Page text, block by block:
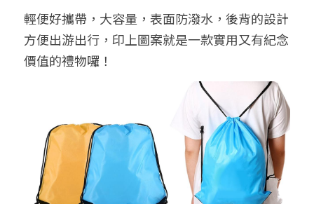
輕便好攜帶，大容量，表面防潑水，後背的設計
方便出游出行，印上圖案就是一款實用又有紀念
價值的禮物囉！